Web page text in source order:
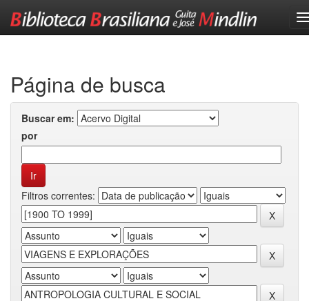
Página de busca
Buscar em:
por
Filtros correntes: